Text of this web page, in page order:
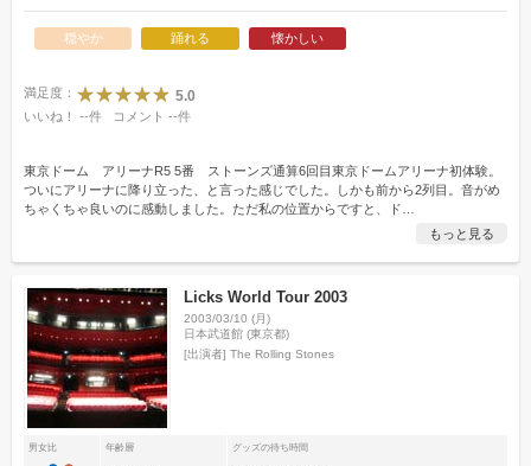
穏やか 踊れる 懐かしい
満足度： 5.0
いいね！ --件 コメント --件
東京ドーム アリーナR5 5番 ストーンズ通算6回目東京ドームアリーナ初体験。
ついにアリーナに降り立った、と言った感じでした。しかも前から2列目。音がめ
ちゃくちゃ良いのに感動しました。ただ私の位置からですと、ド
もっと見る
Licks World Tour 2003
2003/03/10 (月)
日本武道館 (東京都)
[出演者]The Rolling Stones
男女比 年齢層 グッズの待ち時間